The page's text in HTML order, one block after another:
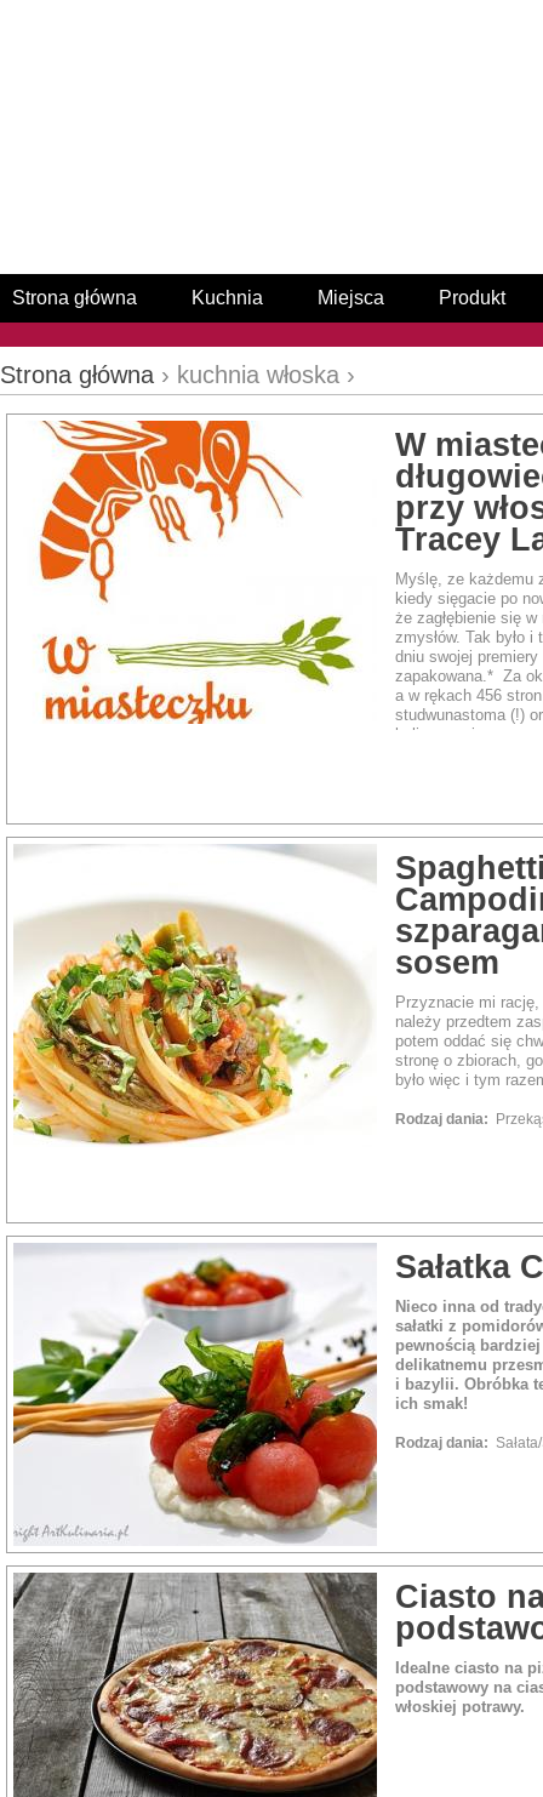
Strona główna Kuchnia Miejsca Produkt
Strona główna › kuchnia włoska ›
W
przy
Tracey
Myślę, ze każdemu
kiedy sięgacie po
że zagłębienie się
zmysłów. Tak było
dniu swojej
zapakowana.* Za
a w rękach 456
studwunastoma (!)
kulinarnymi.
sosem
Przyznacie mi
należy przedtem
potem oddać się
stronę o zbiorach,
było więc i tym
Rodzaj dania:
Sałatka
Nieco inna od
sałatki z
pewnością
delikatnemu
i bazylii. Obróbka
ich smak!
Rodzaj dania:
Ciasto
Idealne ciasto na
podstawowy na
włoskiej potrawy.